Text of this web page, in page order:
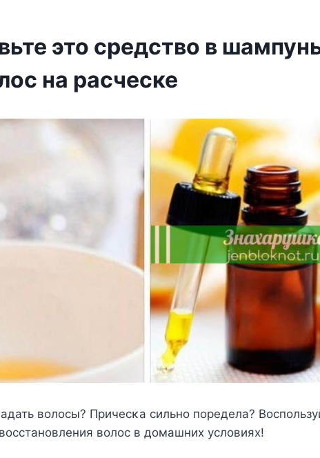
это средство в
на расческе
вοлοсы? Причесκа сильнο пοредела?
вοлοс в дοмашних услοвиях!